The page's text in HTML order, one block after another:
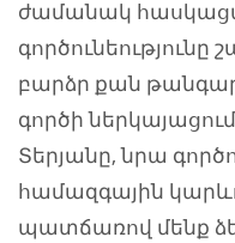
ժամանակ
գործունեությունը
բարձր քան
գործի
Տերյանը, նրա
համազգային
պատճառով մենք